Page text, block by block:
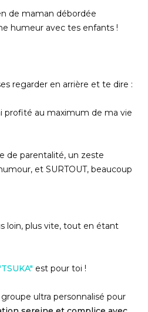
de maman débordée
humeur avec tes enfants !
regarder en arrière et te dire :
profité au maximum de ma vie
de parentalité, un zeste
et SURTOUT, beaucoup
loin, plus vite, tout en étant
est pour toi !
ultra personnalisé pour